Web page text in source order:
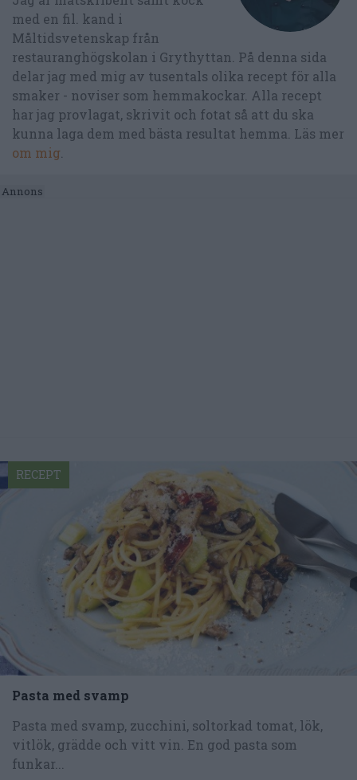
med en fil. kand i
Måltidsvetenskap från
restauranghögskolan i Grythyttan. På denna sida
delar jag med mig av tusentals olika recept för alla
smaker - noviser som hemmakockar. Alla recept
har jag provlagat, skrivit och fotat så att du ska
kunna laga dem med bästa resultat hemma. Läs mer
om mig
Pasta med svamp
Pasta med svamp, zucchini, soltorkad tomat, lök,
vitlök, grädde och vitt vin. En god pasta som
funkar...
RECEPT